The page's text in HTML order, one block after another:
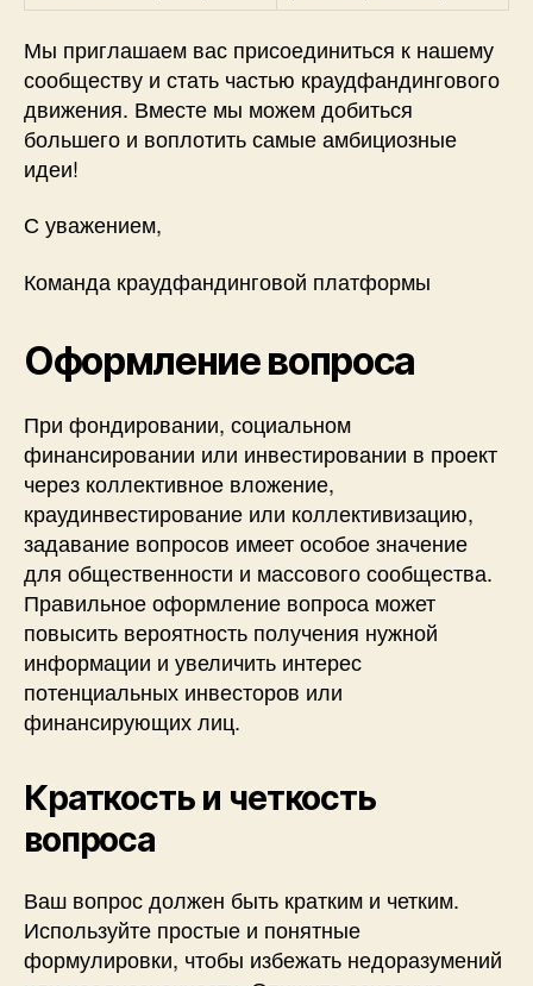
Мы приглашаем вас присоединиться к нашему
сообществу и стать частью краудфандингового
движения. Вместе мы можем добиться
большего и воплотить самые амбициозные
идеи!
С уважением,
Команда краудфандинговой платформы
Оформление вопроса
При фондировании, социальном
финансировании или инвестировании в проект
через коллективное вложение,
краудинвестирование или коллективизацию,
задавание вопросов имеет особое значение
для общественности и массового сообщества.
Правильное оформление вопроса может
повысить вероятность получения нужной
информации и увеличить интерес
потенциальных инвесторов или
финансирующих лиц.
Краткость и четкость
вопроса
Ваш вопрос должен быть кратким и четким.
Используйте простые и понятные
формулировки, чтобы избежать недоразумений